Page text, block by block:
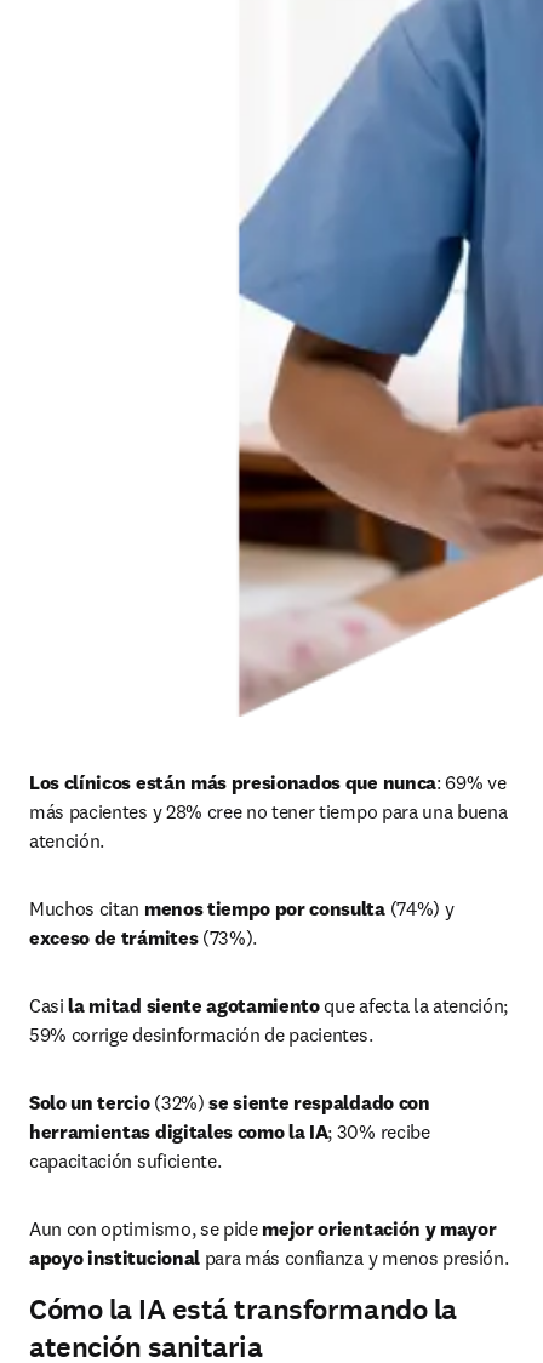
Los clínicos están más presionados que nunca: 69% ve
más pacientes y 28% cree no tener tiempo para una buena
atención.
Muchos citan menos tiempo por consulta
(74%) y
exceso de trámites (73%).
Casi la mitad siente agotamiento que afecta la atención;
59% corrige desinformación de pacientes.
Solo un tercio (32%) se siente respaldado con
herramientas digitales como la IA; 30% recibe
capacitación suficiente.
Aun con optimismo, se pide mejor orientación y mayor
apoyo institucional para más confianza y menos presión.
Cómo la IA está transformando la
atención sanitaria